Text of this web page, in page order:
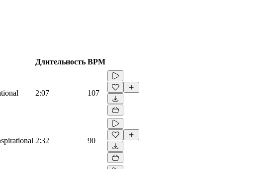
Длительность BPM
2:07 107
2:32 90